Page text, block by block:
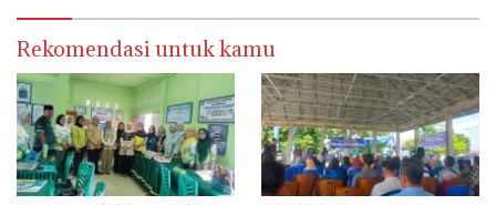
Rekomendasi untuk kamu